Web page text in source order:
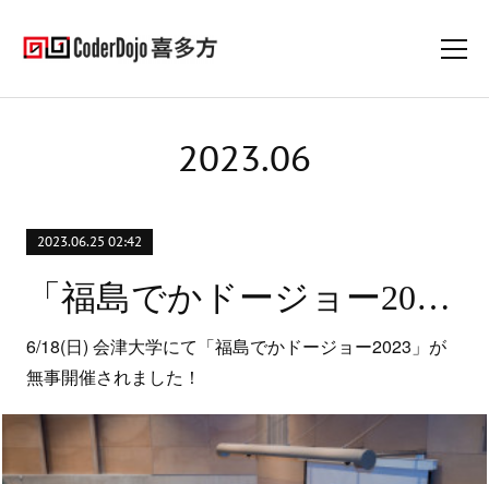
2023.06
2023.06.25 02:42
「福島でかドージョー2023」開催報告
6/18(日) 会津大学にて「福島でかドージョー2023」が
無事開催されました！